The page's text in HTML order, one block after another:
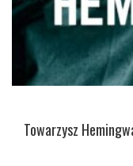
Towarzysz